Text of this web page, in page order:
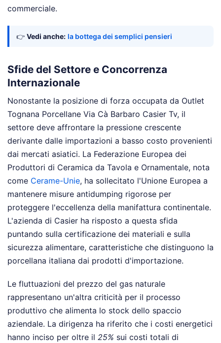
commerciale.
👉 Vedi anche: la bottega dei semplici pensieri
Sfide del Settore e Concorrenza
Internazionale
Nonostante la posizione di forza occupata da Outlet
Tognana Porcellane Via Cà Barbaro Casier Tv, il
settore deve affrontare la pressione crescente
derivante dalle importazioni a basso costo provenienti
dai mercati asiatici. La Federazione Europea dei
Produttori di Ceramica da Tavola e Ornamentale, nota
come Cerame-Unie, ha sollecitato l'Unione Europea a
mantenere misure antidumping rigorose per
proteggere l'eccellenza della manifattura continentale.
L'azienda di Casier ha risposto a questa sfida
puntando sulla certificazione dei materiali e sulla
sicurezza alimentare, caratteristiche che distinguono la
porcellana italiana dai prodotti d'importazione.
Le fluttuazioni del prezzo del gas naturale
rappresentano un'altra criticità per il processo
produttivo che alimenta lo stock dello spaccio
aziendale. La dirigenza ha riferito che i costi energetici
hanno inciso per oltre il 25% sui costi totali di